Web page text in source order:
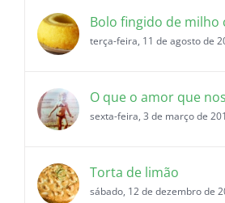
Bolo fingido de milho
terça-feira, 11 de agosto de
O que o amor que
sexta-feira, 3 de março de
Torta de limão
sábado, 12 de dezembro de